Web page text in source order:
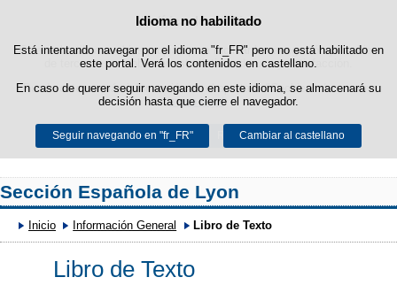
Política de cookies
Esta web utiliza cookies propias para facilitar la navegación y cookies
de terceros para obtener estadísticas de uso y satisfacción.
Puede obtener más información en el apartado "Cookies" de nuestro
aviso legal.
Aceptar Rechazar
Idioma no habilitado
Está intentando navegar por el idioma "fr_FR" pero no está habilitado en
este portal. Verá los contenidos en castellano.
En caso de querer seguir navegando en este idioma, se almacenará su
decisión hasta que cierre el navegador.
Seguir navegando en "fr_FR" Cambiar al castellano
Saltar al contenido
Sección Española de Lyon
Inicio Información General Libro de Texto
Libro de Texto